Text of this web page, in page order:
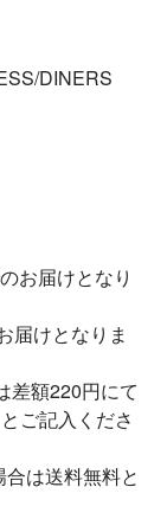
DINERS
お届けとなり
届けとなりま
差額220円にて
ご記入くださ
は送料無料と